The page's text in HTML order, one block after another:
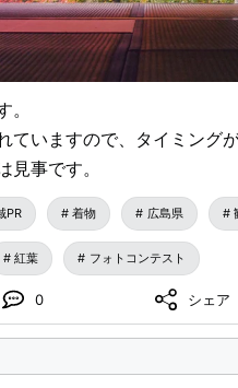
ていますので、タイミング
事です。
PR 着物 広島県
紅葉 フォトコンテスト
0 シェア